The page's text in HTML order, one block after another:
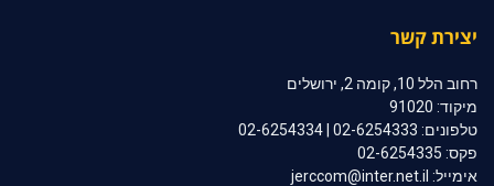
יצירת קשר
רחוב הלל 10, קומה 2, ירושלים
מיקוד: 91020
טלפונים: 02-6254333 | 02-6254334
פקס: 02-6254335
אימייל: jerccom@inter.net.il